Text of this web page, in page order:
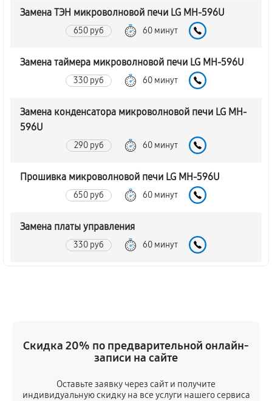
Замена ТЭН микроволновой печи LG MH-596U
650 руб 60 минут
Замена таймера микроволновой печи LG MH-596U
330 руб 60 минут
Замена конденсатора микроволновой печи LG MH-
596U
290 руб 60 минут
Прошивка микроволновой печи LG MH-596U
650 руб 60 минут
Замена платы управления
330 руб 60 минут
290 руб 60 минут
596U
Скидка 20% по предварительной онлайн-
записи на сайте
Оставьте заявку через сайт и получите
индивидуальную скидку на все услуги нашего сервиса